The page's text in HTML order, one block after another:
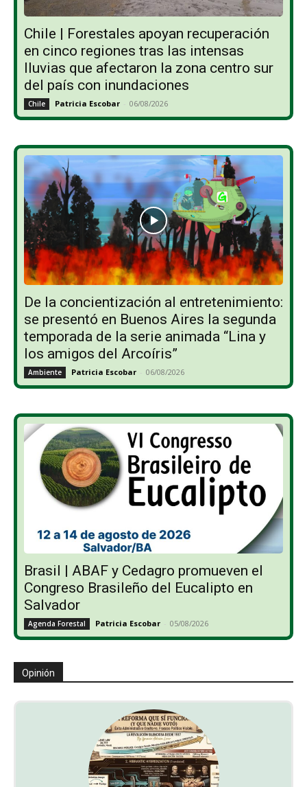
Chile | Forestales apoyan recuperación
en cinco regiones tras las intensas
lluvias que afectaron la zona centro sur
del país con inundaciones
Chile Patricia Escobar - 06/08/2026
De la concientización al entretenimiento:
se presentó en Buenos Aires la segunda
temporada de la serie animada “Lina y
los amigos del Arcoíris”
Ambiente Patricia Escobar - 06/08/2026
Brasil | ABAF y Cedagro promueven el
Congreso Brasileño del Eucalipto en
Salvador
Agenda Forestal Patricia Escobar - 05/08/2026
Opinión